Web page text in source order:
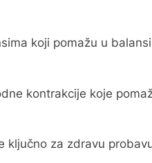
koji pomažu u
kontrakcije koje
ključno za zdravu